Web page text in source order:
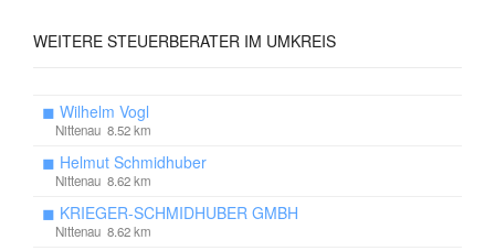
WEITERE STEUERBERATER IM UMKREIS
◼ Wilhelm Vogl
Nittenau 8.52 km
◼ Helmut Schmidhuber
Nittenau 8.62 km
◼ KRIEGER-SCHMIDHUBER GMBH
Nittenau 8.62 km